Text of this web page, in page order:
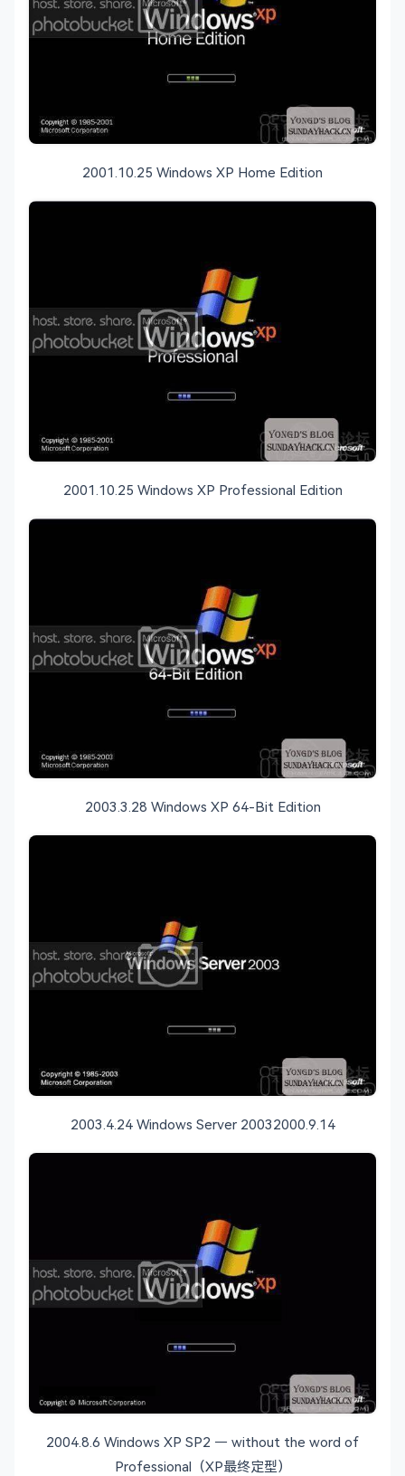
2001.10.25 Windows XP Home Edition
2001.10.25 Windows XP Professional Edition
2003.3.28 Windows XP 64-Bit Edition
2003.4.24 Windows Server 20032000.9.14
2004.8.6 Windows XP SP2 — without the word of
Professional（XP最终定型）